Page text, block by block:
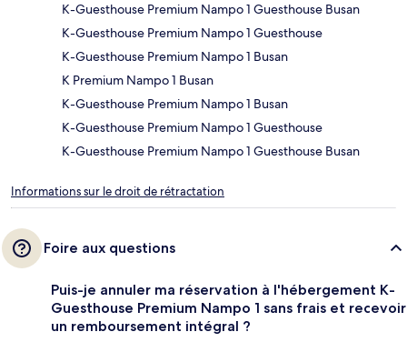
K-Guesthouse Premium Nampo 1 Guesthouse Busan
K-Guesthouse Premium Nampo 1 Guesthouse
K-Guesthouse Premium Nampo 1 Busan
K Premium Nampo 1 Busan
K-Guesthouse Premium Nampo 1 Busan
K-Guesthouse Premium Nampo 1 Guesthouse
K-Guesthouse Premium Nampo 1 Guesthouse Busan
Informations sur le droit de rétractation
Foire aux questions
Puis-je annuler ma réservation à l'hébergement K-
Guesthouse Premium Nampo 1 sans frais et recevoir
un remboursement intégral ?